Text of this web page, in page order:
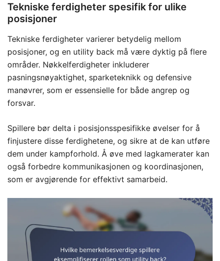
Tekniske ferdigheter spesifik for ulike
posisjoner
Tekniske ferdigheter varierer betydelig mellom
posisjoner, og en utility back må være dyktig på flere
områder. Nøkkelferdigheter inkluderer
pasningsnøyaktighet, sparketeknikk og defensive
manøvrer, som er essensielle for både angrep og
forsvar.
Spillere bør delta i posisjonsspesifikke øvelser for å
finjustere disse ferdighetene, og sikre at de kan utføre
dem under kampforhold. Å øve med lagkamerater kan
også forbedre kommunikasjonen og koordinasjonen,
som er avgjørende for effektivt samarbeid.